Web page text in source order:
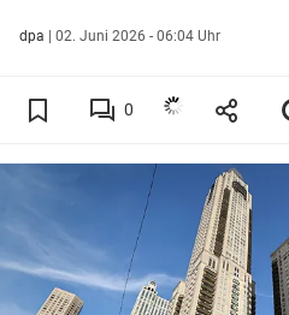
dpa | 02. Juni 2026 - 06:04 Uhr
0